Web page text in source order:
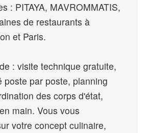
: PITAYA, MAVROMMATIS,
de restaurants à
et Paris.
: visite technique gratuite,
poste par poste, planning
des corps d'état,
main. Vous vous
votre concept culinaire,